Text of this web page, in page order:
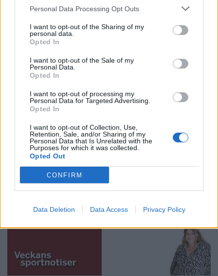
Personal Data Processing Opt Outs
I want to opt-out of the Sharing of my
personal data.
Opted In
I want to opt-out of the Sale of my
Personal Data.
Opted In
I want to opt-out of processing my
Personal Data for Targeted Advertising.
Opted In
I want to opt-out of Collection, Use,
Retention, Sale, and/or Sharing of my
Personal Data that Is Unrelated with the
Purposes for which it was collected.
Opted Out
CONFIRM
Data Deletion Data Access Privacy Policy
sidan när världseliten
samlas i irländska Limerick
försäkringsbolag
Emma Tryti öppnar
upp ateljén för
keramikkurser
Konstnären i Åsta satsar på
keramikkurs på hemmaplan
Hockeysajt
berömmer årets
lagbygge
Vallentuna Hockey bland de fem